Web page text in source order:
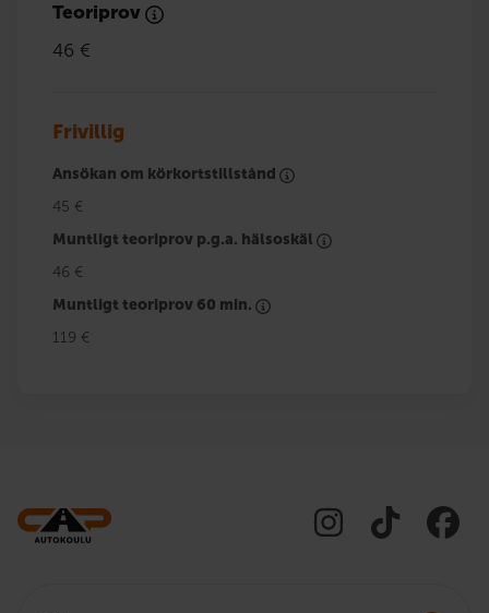
Teoriprov
46 €
Frivillig
Ansökan om körkortstillstånd
45 €
Muntligt teoriprov p.g.a. hälsoskäl
46 €
Muntligt teoriprov 60 min.
119 €